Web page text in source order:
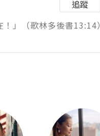
追蹤
」（歌林多後書13:14）